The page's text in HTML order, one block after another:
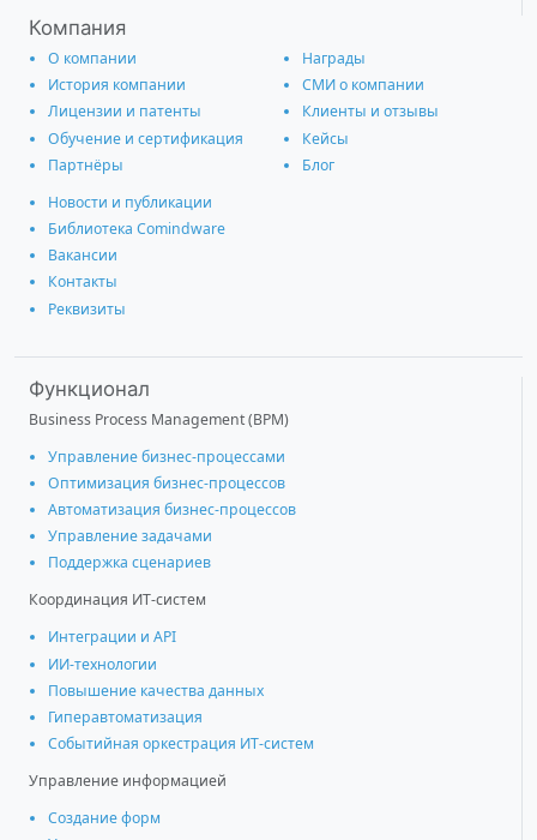
Компания
О компании
История компании
Лицензии и патенты
Обучение и сертификация
Партнёры
Награды
СМИ о компании
Клиенты и отзывы
Кейсы
Блог
Новости и публикации
Библиотека Comindware
Вакансии
Контакты
Реквизиты
Функционал
Business Process Management (BPM)
Управление бизнес-процессами
Оптимизация бизнес-процессов
Автоматизация бизнес-процессов
Управление задачами
Поддержка сценариев
Координация ИТ-систем
Интеграции и АРІ
ИИ-технологии
Повышение качества данных
Гиперавтоматизация
Событийная оркестрация ИТ-систем
Управление информацией
Создание форм